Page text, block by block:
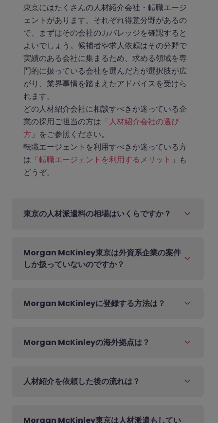
東京にはたくさんの人材紹介会社・転職エージ
ェントがあります。それぞれ得意分野があるの
で、まずはその会社のカバレッジを確認すると
よいでしょう。候補者や求人依頼はその分野で
実績のある会社に集まるため、求める領域を専
門的に扱っている会社を選んだ方が選択肢が広
がり、業界事情を踏まえたアドバイスを受けら
れます。
どの人材紹介会社に相談すべきか迷っている企
業の採用ご担当の方は「人材紹介会社の選び
方 」をご参照ください。
転職エージェントを利用すべきか迷っている方
は「転職エージェントを利用するメリット 」も
どうぞ。
東京の人材派遣料の相場はいくらですか？
Morgan McKinley東京は外資系企業の案件
しか扱っていないのですか？
Morgan McKinleyに登録する方法は？
Morgan McKinleyの海外拠点は？
人材紹介を依頼した後の流れは？
Morgan McKinley東京は人材派遣もしてい